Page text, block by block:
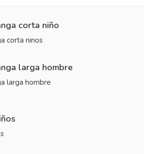
corta niño
larga hombre